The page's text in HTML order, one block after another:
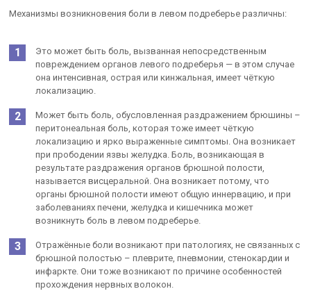
Механизмы возникновения боли в левом подреберье различны:
Это может быть боль, вызванная непосредственным
повреждением органов левого подреберья — в этом случае
она интенсивная, острая или кинжальная, имеет чёткую
локализацию.
Может быть боль, обусловленная раздражением брюшины –
перитонеальная боль, которая тоже имеет чёткую
локализацию и ярко выраженные симптомы. Она возникает
при прободении язвы желудка. Боль, возникающая в
результате раздражения органов брюшной полости,
называется висцеральной. Она возникает потому, что
органы брюшной полости имеют общую иннервацию, и при
заболеваниях печени, желудка и кишечника может
возникнуть боль в левом подреберье.
Отражённые боли возникают при патологиях, не связанных с
брюшной полостью – плеврите, пневмонии, стенокардии и
инфаркте. Они тоже возникают по причине особенностей
прохождения нервных волокон.